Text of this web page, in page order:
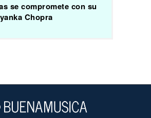
se compromete con su
Chopra